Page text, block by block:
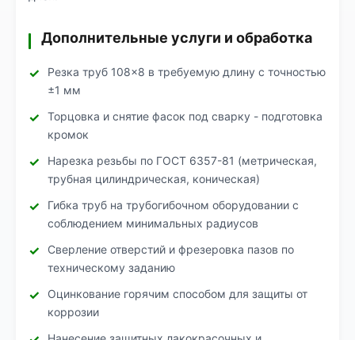
Дополнительные услуги и обработка
Резка труб 108×8 в требуемую длину с точностью
±1 мм
Торцовка и снятие фасок под сварку - подготовка
кромок
Нарезка резьбы по ГОСТ 6357-81 (метрическая,
трубная цилиндрическая, коническая)
Гибка труб на трубогибочном оборудовании с
соблюдением минимальных радиусов
Сверление отверстий и фрезеровка пазов по
техническому заданию
Оцинкование горячим способом для защиты от
коррозии